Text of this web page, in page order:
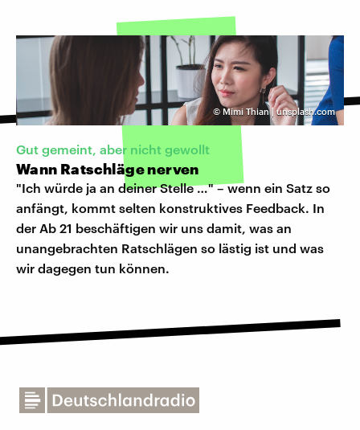
© Mimi Thian | unsplash.com
Gut gemeint, aber nicht gewollt
Wann Ratschläge nerven
"Ich würde ja an deiner Stelle …" – wenn ein Satz so
anfängt, kommt selten konstruktives Feedback. In
der Ab 21 beschäftigen wir uns damit, was an
unangebrachten Ratschlägen so lästig ist und was
wir dagegen tun können.